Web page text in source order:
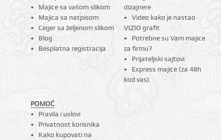
Majice sa vašom slikom
Majica sa natpisom
Ceger sa željenom slikom
Blog
Besplatna registracija
dizajnere
Video kako je nastao
VIZIO grafit
Potrebne su Vam majice
za firmu?
Prijateljski sajtovi
Express majice (za 48h
kod vas)
POMOĆ
Pravila i uslovi
Privatnost korisnika
Kako kupovati na